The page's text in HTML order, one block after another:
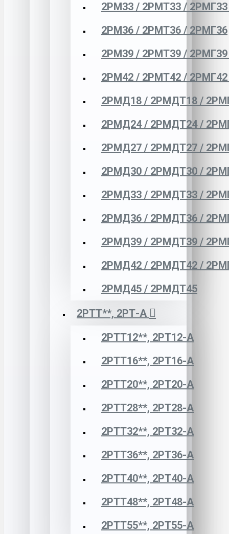
2РМ33 / 2РМТ33 /
2РМ36 / 2РМТ36 / 2РМГ36
2РМ39 / 2РМТ39 /
2РМ42 / 2РМТ42 /
2РМД18 / 2РМДТ18 /
2РМД24 / 2РМДТ24 /
2РМД27 / 2РМДТ27 /
2РМД30 / 2РМДТ30 /
2РМД33 / 2РМДТ33 /
2РМД36 / 2РМДТ36 /
2РМД39 / 2РМДТ39 /
2РМД42 / 2РМДТ42 /
2РМД45 / 2РМДТ45
2РТТ**, 2РТ-А
2РТТ12**, 2РТ12-А
2РТТ16**, 2РТ16-А
2РТТ20**, 2РТ20-А
2РТТ28**, 2РТ28-А
2РТТ32**, 2РТ32-А
2РТТ36**, 2РТ36-А
2РТТ40**, 2РТ40-А
2РТТ48**, 2РТ48-А
2РТТ55**, 2РТ55-А